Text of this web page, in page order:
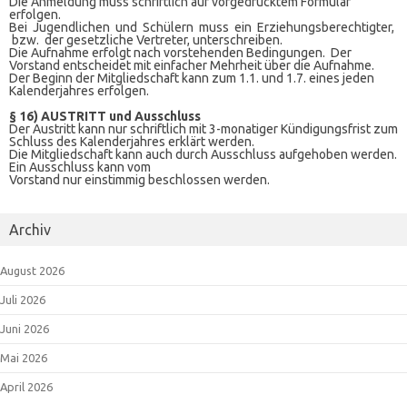
erfolgen.
Bei Jugendlichen und Schülern muss ein Erziehungsberechtigter,
bzw. der gesetzliche Vertreter, unterschreiben.
Die Aufnahme erfolgt nach vorstehenden Bedingungen. Der
Vorstand entscheidet mit einfacher Mehrheit über die Aufnahme.
Der Beginn der Mitgliedschaft kann zum 1.1. und 1.7. eines jeden
Kalenderjahres erfolgen.
§ 16) AUSTRITT und Ausschluss
Der Austritt kann nur schriftlich mit 3-monatiger Kündigungsfrist zum
Schluss des Kalenderjahres erklärt werden.
Die Mitgliedschaft kann auch durch Ausschluss aufgehoben werden.
Ein Ausschluss kann vom
Vorstand nur einstimmig beschlossen werden.
Archiv
August 2026
Juli 2026
Juni 2026
Mai 2026
April 2026